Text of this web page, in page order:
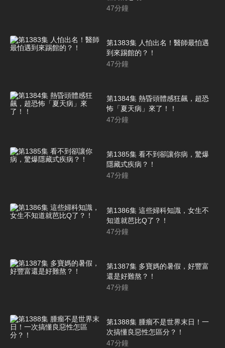
47分鐘
第1383集 人怕出名！醫師最怕遇
到來踢館的？！
47分鐘
第1384集 熱昏頭體感狂飆，超恐
怖「夏天病」來了！！
47分鐘
第1385集 看不到卻讓你病，驚爆
隱藏式疾病？！
47分鐘
第1386集 這些婦科知識，女生不
知道就芭比Q了？！
47分鐘
第1387集 多寶媽的暑假，好豐富
還是好難熬？！
47分鐘
第1388集 腫瘤不是世界末日！一
次搞懂良惡性怎區分？！
47分鐘